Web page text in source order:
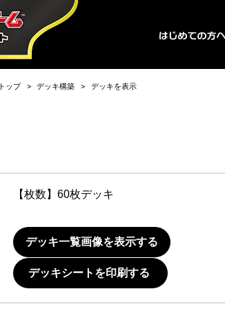
トップ デッキ構築 デッキを表示
【枚数】60枚デッキ
デッキ一覧画像を表示する
デッキシートを印刷する